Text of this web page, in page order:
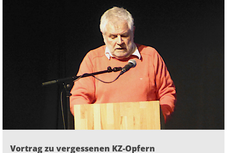
Vortrag zu vergessenen KZ-Opfern